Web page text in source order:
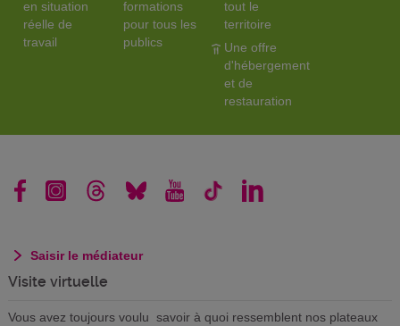
en situation
réelle de
travail
formations
pour tous les
publics
tout le
territoire
Une offre
d'hébergement
et de
restauration
Saisir le médiateur
Visite virtuelle
Vous avez toujours voulu savoir à quoi ressemblent nos plateaux